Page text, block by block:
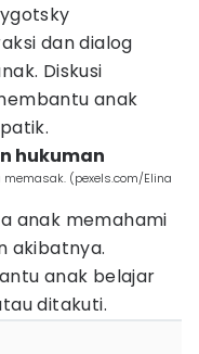
dan dialog
Diskusi
anak
hukuman
(pexels.com/Elina
anak memahami
akibatnya.
anak belajar
ditakuti.